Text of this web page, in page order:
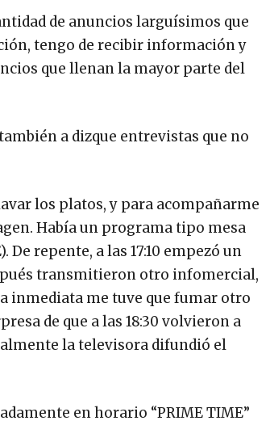
de anuncios larguísimos que
tengo de recibir información y
que llenan la mayor parte del
a dizque entrevistas que no
los platos, y para acompañarme
Había un programa tipo mesa
repente, a las 17:10 empezó un
transmitieron otro infomercial,
inmediata me tuve que fumar otro
de que a las 18:30 volvieron a
la televisora difundió el
en horario “PRIME TIME”